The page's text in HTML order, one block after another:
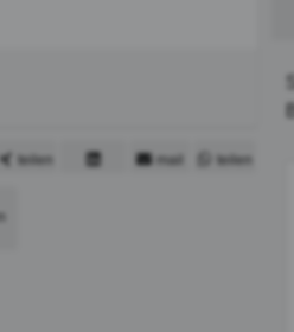
teilen
mail teilen